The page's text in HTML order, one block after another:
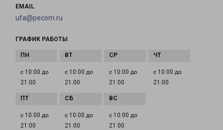
EMAIL
ufa@pecom.ru
ГРАФИК РАБОТЫ
с 10:00 до
21:00
с 10:00 до
21:00
с 10:00 до
21:00
с 10:00 до
21:00
с 10:00 до
21:00
с 10:00 до
21:00
с 10:00 до
21:00